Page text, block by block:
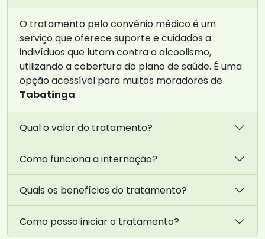
O tratamento pelo convênio médico é um
serviço que oferece suporte e cuidados a
indivíduos que lutam contra o alcoolismo,
utilizando a cobertura do plano de saúde. É uma
opção acessível para muitos moradores de
Tabatinga.
Qual o valor do tratamento?
Como funciona a internação?
Quais os benefícios do tratamento?
Como posso iniciar o tratamento?